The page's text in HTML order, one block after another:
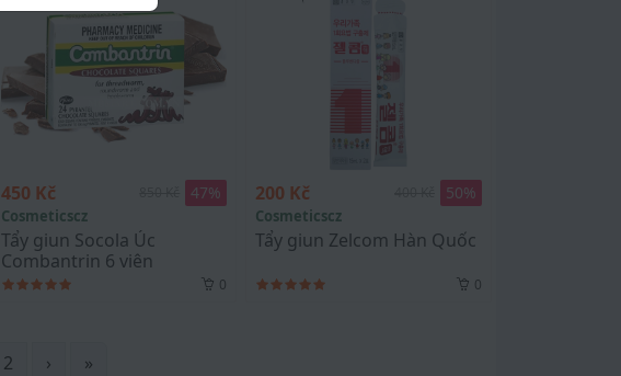
450 Kč 47%
Cosmeticscz
Tẩy giun Socola Úc
Combantrin 6 viên
0
200 Kč 50%
Cosmeticscz
Tẩy giun Zelcom Hàn Quốc
0
2 › »